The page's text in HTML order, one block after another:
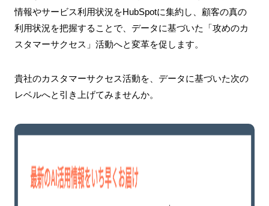
情報やサービス利用状況をHubSpotに集約し、顧客の真の
利用状況を把握することで、データに基づいた「攻めのカ
スタマーサクセス」活動へと変革を促します。
貴社のカスタマーサクセス活動を、データに基づいた次の
レベルへと引き上げてみませんか。